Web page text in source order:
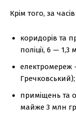
Крім того, за
коридорів та
поліції, 6 —
електромереж
Гречковський);
приміщень та
майже 3 млн